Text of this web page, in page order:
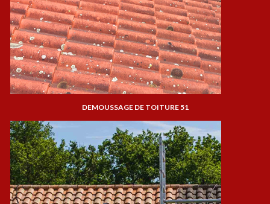
DEMOUSSAGE DE TOITURE 51